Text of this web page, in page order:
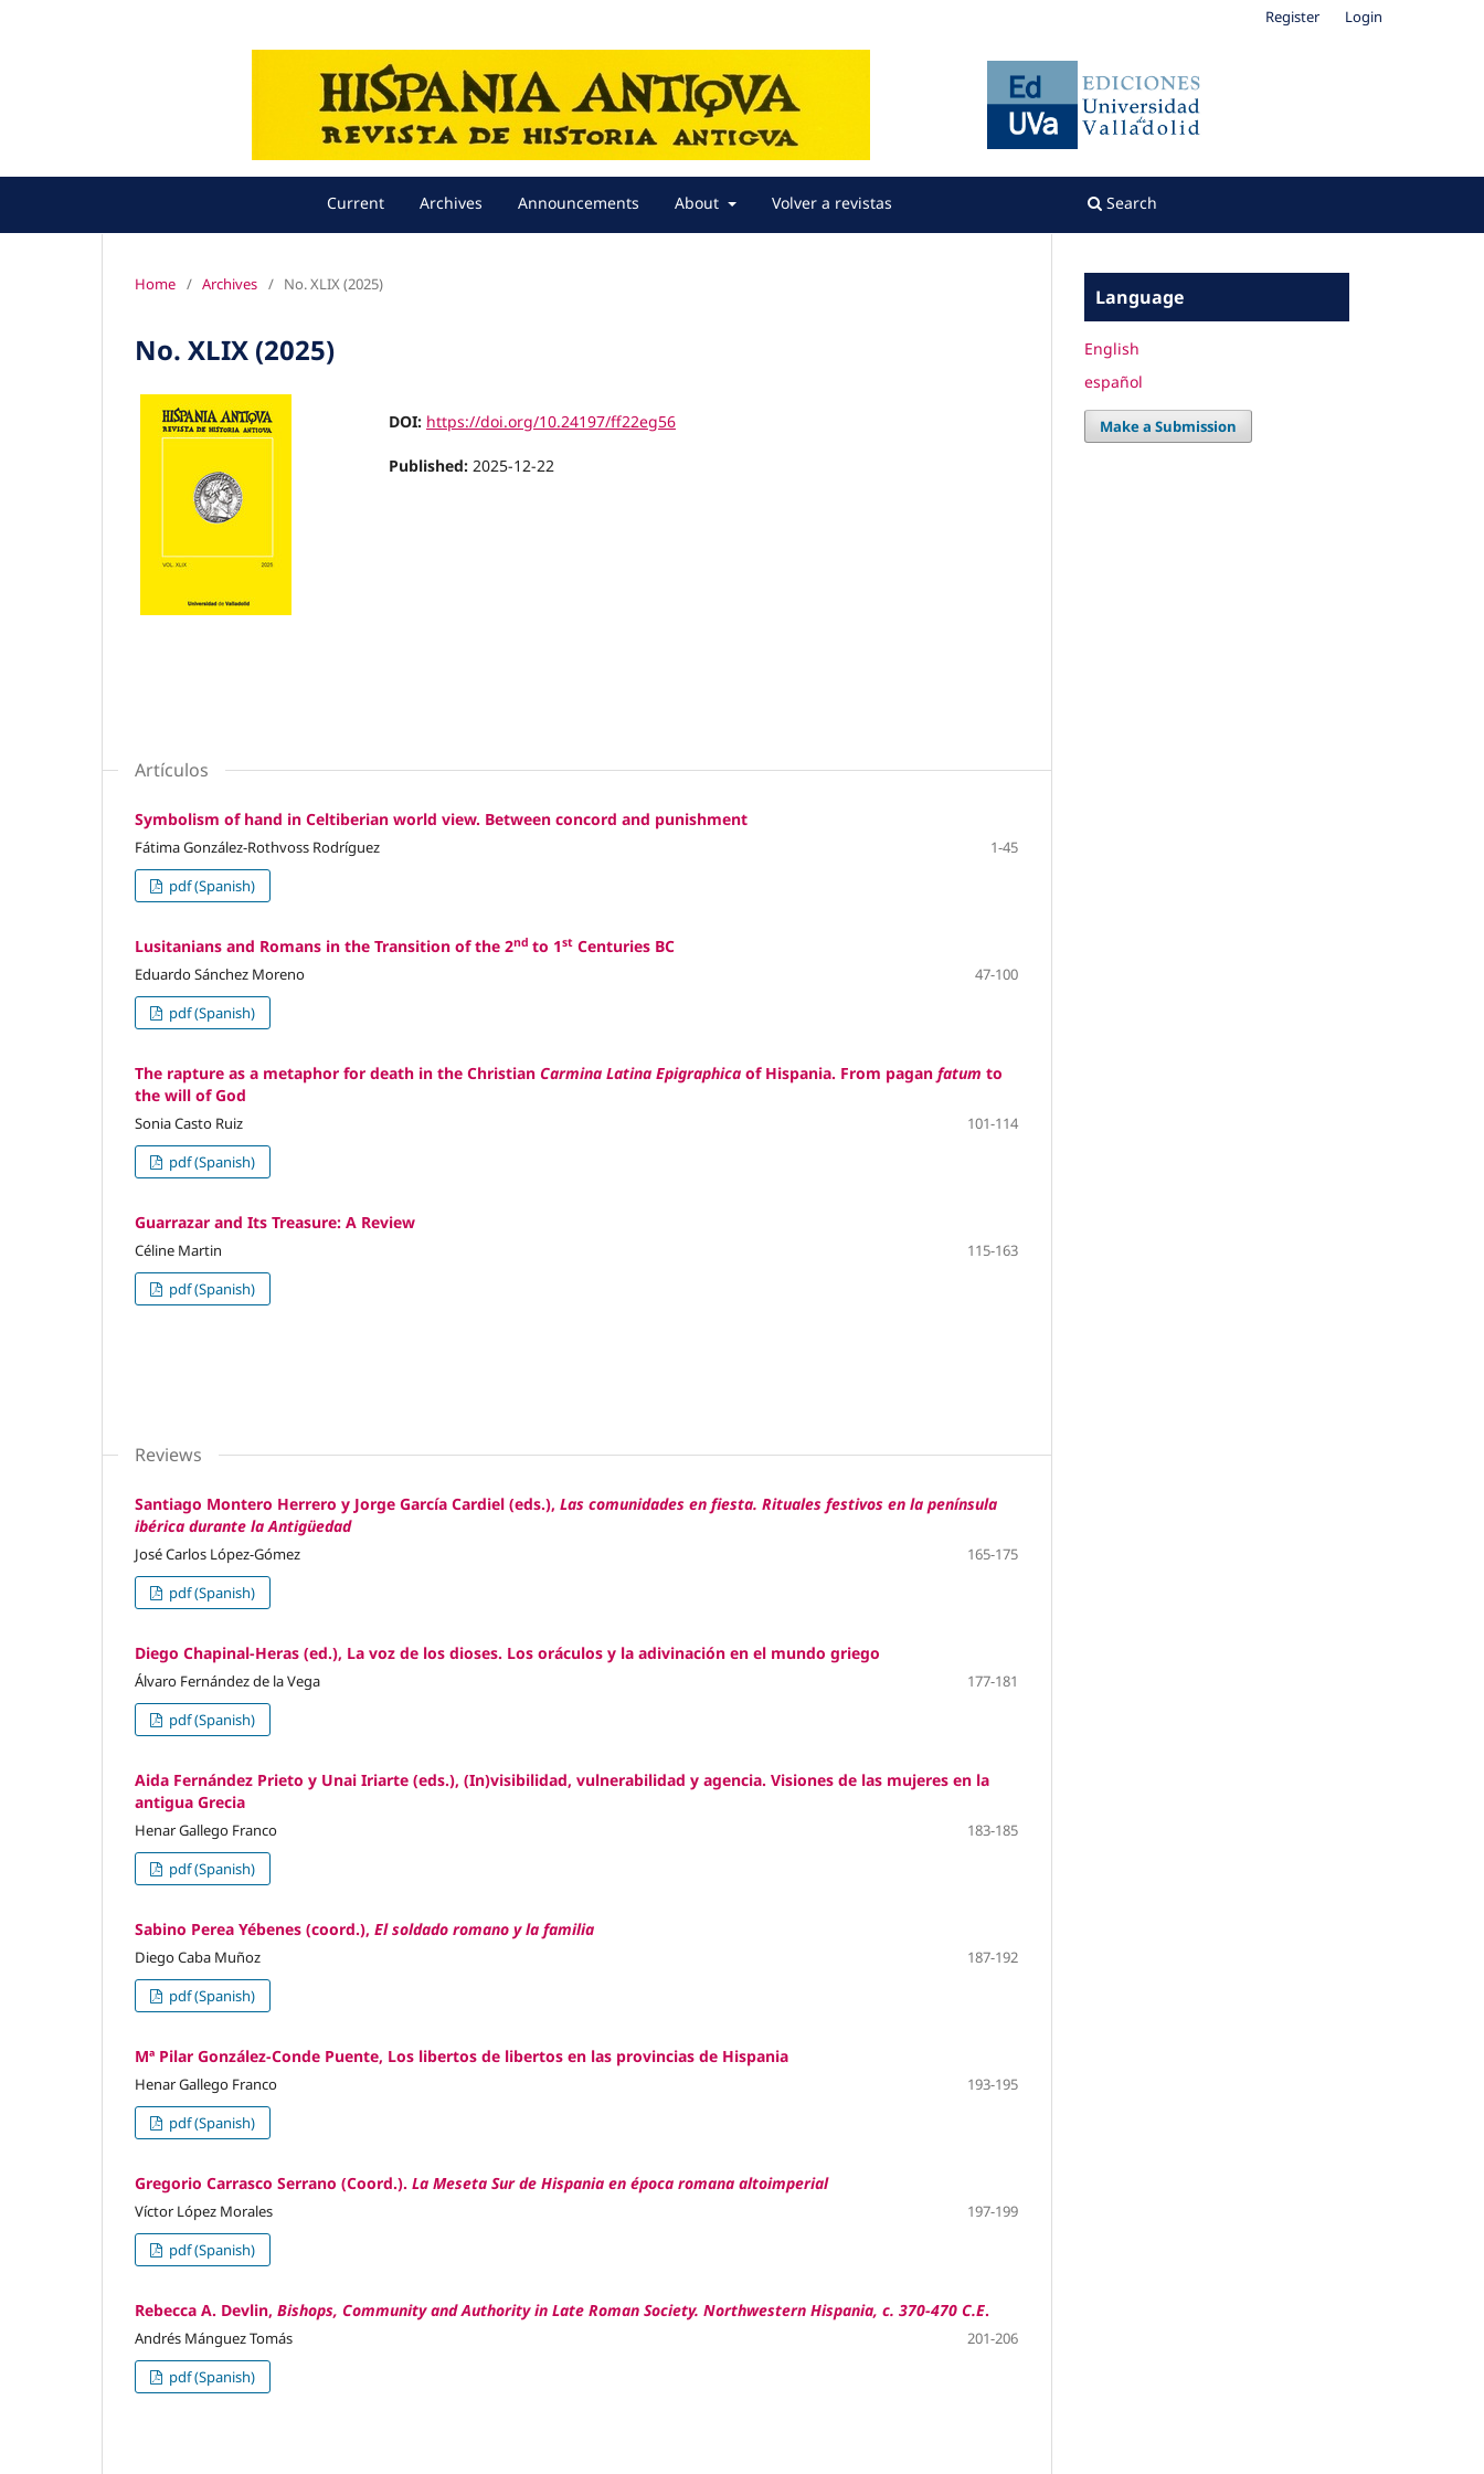
Current Archives Announcements About Volver a revistas Search
Register Login
Home / Archives / No. XLIX (2025)
No. XLIX (2025)
DOI: https://doi.org/10.24197/ff22eg56
Published: 2025-12-22
Artículos
Symbolism of hand in Celtiberian world view. Between concord and punishment
Fátima González-Rothvoss Rodríguez
1-45
pdf (Spanish)
Lusitanians and Romans in the Transition of the 2nd to 1st Centuries BC
Eduardo Sánchez Moreno
47-100
pdf (Spanish)
The rapture as a metaphor for death in the Christian Carmina Latina Epigraphica of Hispania. From pagan fatum to
the will of God
Sonia Casto Ruiz
101-114
pdf (Spanish)
Guarrazar and Its Treasure: A Review
Céline Martin
115-163
pdf (Spanish)
Reviews
Santiago Montero Herrero y Jorge García Cardiel (eds.), Las comunidades en fiesta. Rituales festivos en la península
ibérica durante la Antigüedad
José Carlos López-Gómez
165-175
pdf (Spanish)
Diego Chapinal-Heras (ed.), La voz de los dioses. Los oráculos y la adivinación en el mundo griego
Álvaro Fernández de la Vega
177-181
pdf (Spanish)
Aida Fernández Prieto y Unai Iriarte (eds.), (In)visibilidad, vulnerabilidad y agencia. Visiones de las mujeres en la
antigua Grecia
Henar Gallego Franco
183-185
pdf (Spanish)
Sabino Perea Yébenes (coord.), El soldado romano y la familia
Diego Caba Muñoz
187-192
pdf (Spanish)
Mª Pilar González-Conde Puente, Los libertos de libertos en las provincias de Hispania
Henar Gallego Franco
193-195
pdf (Spanish)
Gregorio Carrasco Serrano (Coord.). La Meseta Sur de Hispania en época romana altoimperial
Víctor López Morales
197-199
pdf (Spanish)
Rebecca A. Devlin, Bishops, Community and Authority in Late Roman Society. Northwestern Hispania, c. 370-470 C.E.
Andrés Mánguez Tomás
201-206
pdf (Spanish)
Language
English
español
Make a Submission